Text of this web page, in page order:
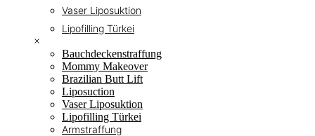
Vaser Liposuktion
Lipofilling Türkei
×
Bauchdeckenstraffung
Mommy Makeover
Brazilian Butt Lift
Liposuction
Vaser Liposuktion
Lipofilling Türkei
Armstraffung